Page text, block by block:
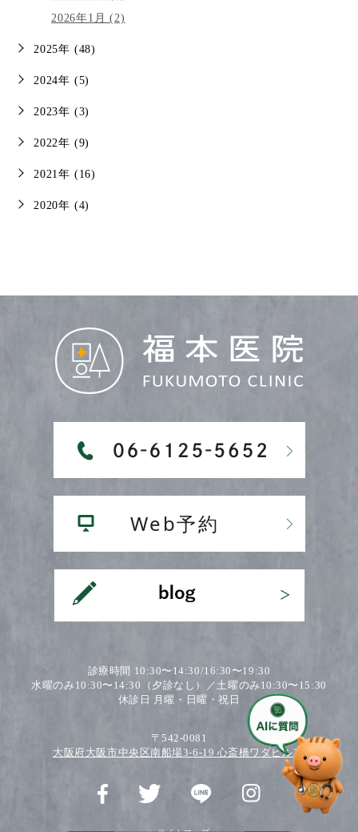
2026年1月 (2)
2025年 (48)
2024年 (5)
2023年 (3)
2022年 (9)
2021年 (16)
2020年 (4)
診療時間 10:30〜14:30/16:30〜19:30
水曜のみ10:30〜14:30（夕診なし）／土曜のみ10:30〜15:30
休診日 月曜・日曜・祝日
〒542-0081
大阪府大阪市中央区南船場3-6-19 心斎橋ワダビル2F